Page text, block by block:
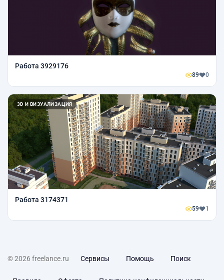
Работа 3929176
89 0
3D И ВИЗУАЛИЗАЦИЯ
Работа 3174371
59 1
© 2026 freelance.ru Сервисы Помощь Поиск